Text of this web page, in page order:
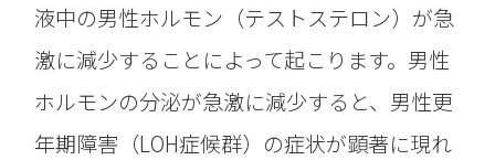
液中の男性ホルモン（テストステロン）が急
激に減少することによって起こります。男性
ホルモンの分泌が急激に減少すると、男性更
年期障害（LOH症候群）の症状が顕著に現れ